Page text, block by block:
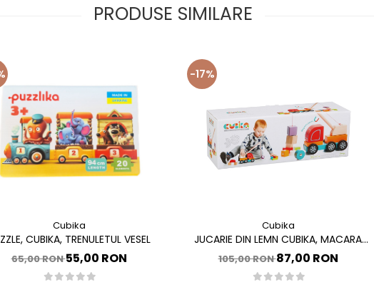
PRODUSE SIMILARE
Cubika
CUBIKA, TRENULETUL VESEL
65,00 RON55,00 RON
-17%
Cubika
JUCARIE DIN LEMN CUBIKA, MACARA
MAGNETICA
105,00 RON87,00 RON